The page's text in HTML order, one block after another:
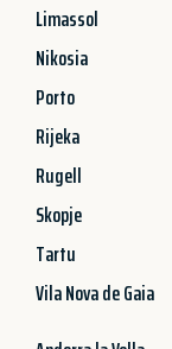
Limassol
Nikosia
Porto
Rijeka
Rugell
Skopje
Tartu
Vila Nova de Gaia